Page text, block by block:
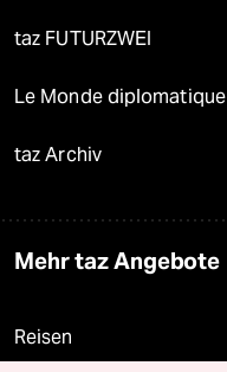
taz FUTURZWEI
Le Monde diplomatique
taz Archiv
Mehr taz Angebote
Reisen